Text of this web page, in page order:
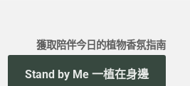
獲取陪伴今日的植物香氛指南
Stand by Me 一植在身邊